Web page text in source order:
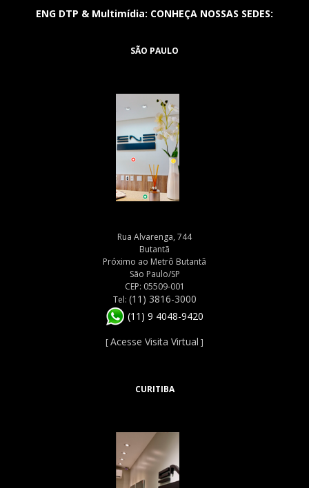
ENG DTP & Multimídia: CONHEÇA NOSSAS SEDES:
SÃO PAULO
Rua Alvarenga, 744
Butantã
Próximo ao Metrô Butantã
São Paulo/SP
CEP: 05509-001
Tel: (11) 3816-3000
(11) 9 4048-9420
[Acesse Visita Virtual ]
CURITIBA